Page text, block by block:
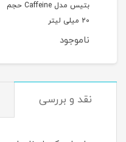
بتیس مدل Caffeine حجم
20 میلی لیتر
ناموجود
نقد و بررسی